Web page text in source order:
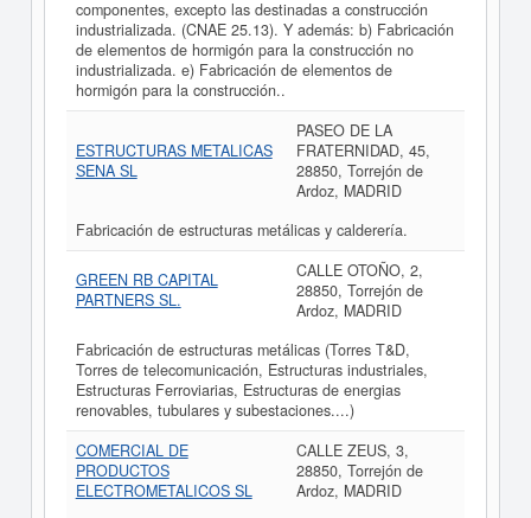
componentes, excepto las destinadas a construcción
industrializada. (CNAE 25.13). Y además: b) Fabricación
de elementos de hormigón para la construcción no
industrializada. e) Fabricación de elementos de
hormigón para la construcción..
ESTRUCTURAS METALICAS
SENA SL
PASEO DE LA
FRATERNIDAD, 45,
28850, Torrejón de
Ardoz, MADRID
Fabricación de estructuras metálicas y calderería.
GREEN RB CAPITAL
PARTNERS SL.
CALLE OTOÑO, 2,
28850, Torrejón de
Ardoz, MADRID
Fabricación de estructuras metálicas (Torres T&D,
Torres de telecomunicación, Estructuras industriales,
Estructuras Ferroviarias, Estructuras de energias
renovables, tubulares y subestaciones....)
COMERCIAL DE
PRODUCTOS
ELECTROMETALICOS SL
CALLE ZEUS, 3,
28850, Torrejón de
Ardoz, MADRID